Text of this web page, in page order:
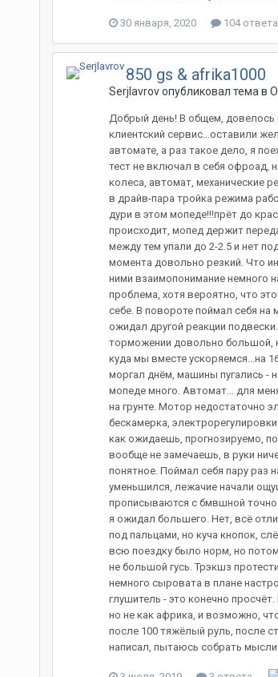
30 января, 2020 104 ответа
850 gs & afrika1000
Serjlavrov опубликовал тема в
Добрый день! В общем, довелось
клиентский сервис...оставили
автомате, а раз такое дело, я
тест не включал в себя офроад,
колеса, автомат, механические
в драйв-пара тройка режима
дури в этом мопеде!!!прёт до
происходит, мопед держит
между тем упали до 2-2.5 и нет
момента довольно резкий. Что
ними взаимопонимание немного
проблема, хотя вероятно, что
себе. В повороте поймал себя на
ожидал другой реакции
торможении довольно большой,
куда мы вместе ускоряемся...на
моргал днём, машины пугались -
мопеде много. Автомат... для
на грунте. Мотор недостаточно
бескамерка,
как ожидаешь, прогнозируемо,
вообще не замечаешь, в руки
понятное. Поймал себя пару раз
уменьшился, лежачие начали
прописываются с бмвшной
я ожидал большего. Нет, всё
под пальцами, но куча кнопок,
всю поездку было норм, но
не большой гусь. Трэкшз
немного сыровата в плане
глушитель - это конечно
но не как африка, и возможно,
после 100 тяжёлый руль, после
написал, пытаюсь собрать мысли